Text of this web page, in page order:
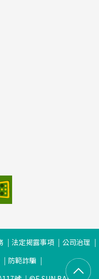
法定揭露事項
公司治理
防範詐騙